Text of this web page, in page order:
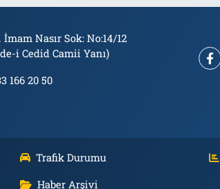
Nasır Sok: No:14/12
i Cedid Camii Yanı)
166 20 50
Trafik Durumu
Haber Arşivi